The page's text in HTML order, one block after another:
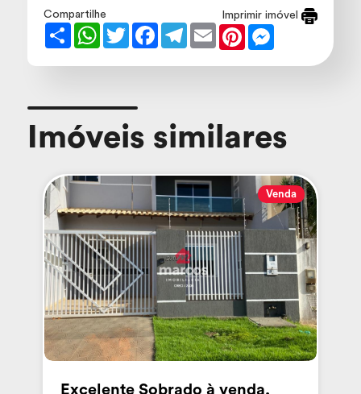
Imprimir imóvel
Compartilhe
Share
WhatsApp
TwitterFacebookTelegram
Email Pinterest
Imóveis similares
Venda
Excelente Sobrado à venda,